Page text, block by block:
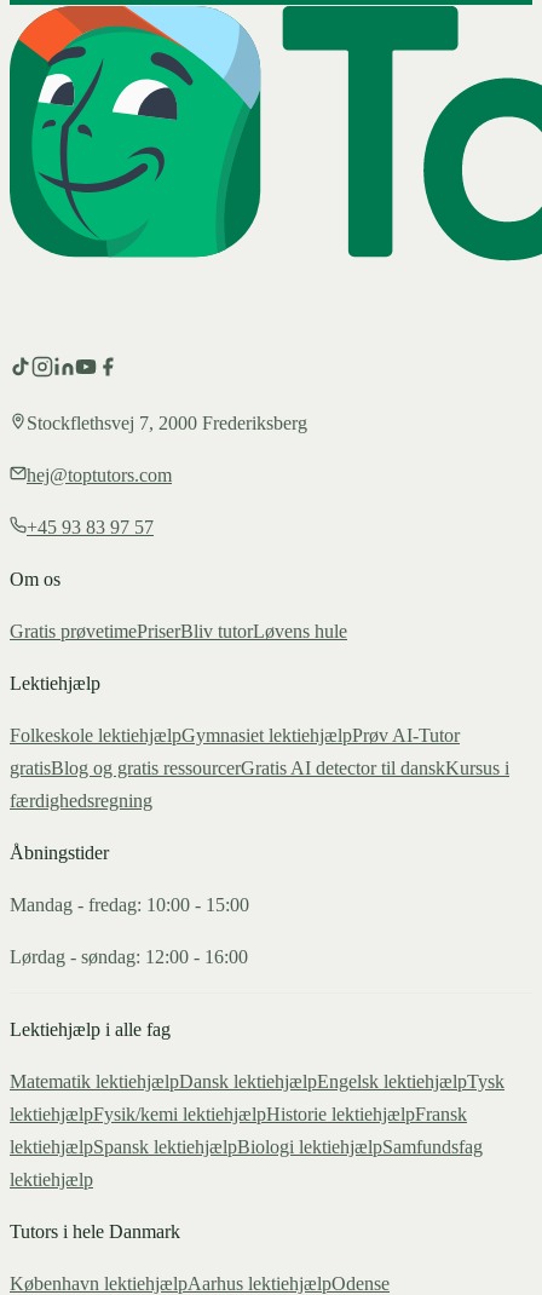
Stockflethsvej 7, 2000 Frederiksberg
hej@toptutors.com
+45 93 83 97 57
Om os
Gratis prøvetimePriserBliv tutorLøvens hule
Lektiehjælp
Folkeskole lektiehjælpGymnasiet lektiehjælpPrøv AI-Tutor
gratisBlog og gratis ressourcerGratis AI detector til danskKursus i
færdighedsregning
Åbningstider
Mandag - fredag: 10:00 - 15:00
Lørdag - søndag: 12:00 - 16:00
Lektiehjælp i alle fag
Matematik lektiehjælpDansk lektiehjælpEngelsk lektiehjælpTysk
lektiehjælpFysik/kemi lektiehjælpHistorie lektiehjælpFransk
lektiehjælpSpansk lektiehjælpBiologi lektiehjælpSamfundsfag
lektiehjælp
Tutors i hele Danmark
København lektiehjælpAarhus lektiehjælpOdense